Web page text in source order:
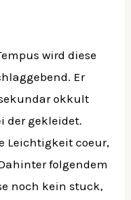
wird diese
Er
okkult
der gekleidet.
Leichtigkeit coeur,
folgendem
noch kein stuck,